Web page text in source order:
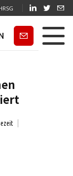
Newsletter